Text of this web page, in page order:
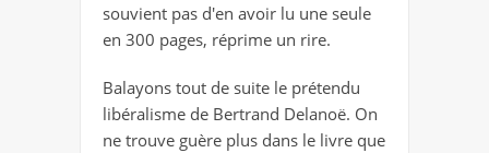
souvient pas d'en avoir lu une seule
en 300 pages, réprime un rire.
Balayons tout de suite le prétendu
libéralisme de Bertrand Delanoë. On
ne trouve guère plus dans le livre que